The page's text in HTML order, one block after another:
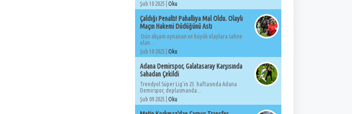
Şub 10 2025 |
Oku
Çaldığı Penaltı! Pahallıya Mal Oldu. Olaylı
Maçın Hakemi Düdüğünü Astı
Dün akşam oynanan ve büyük olaylara sahne
olan...
Şub 10 2025 |
Oku
Adana Demirspor, Galatasaray Karşısında
Sahadan Çekildi
Trendyol Süper Lig'in 23. haftasında Adana
Demirspor, deplasmanda...
Şub 09 2025 |
Oku